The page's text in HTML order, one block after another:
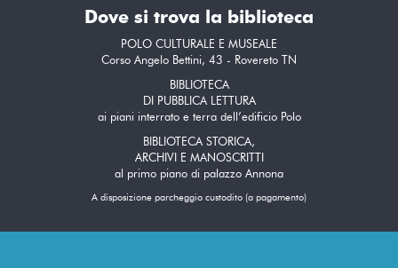
Dove si trova la biblioteca
POLO CULTURALE E MUSEALE
Corso Angelo Bettini, 43 - Rovereto TN
BIBLIOTECA
DI PUBBLICA LETTURA
ai piani interrato e terra dell’edificio Polo
BIBLIOTECA STORICA,
ARCHIVI E MANOSCRITTI
al primo piano di palazzo Annona
A disposizione parcheggio custodito (a pagamento)